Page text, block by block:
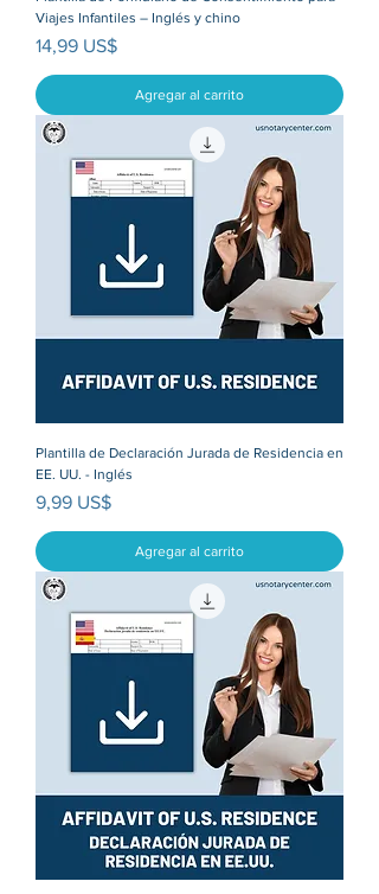
Viajes Infantiles – Inglés y chino
Precio
14,99 US$
Agregar al carrito
Plantilla de Declaración Jurada de Residencia en
EE. UU. - Inglés
Precio
9,99 US$
Agregar al carrito